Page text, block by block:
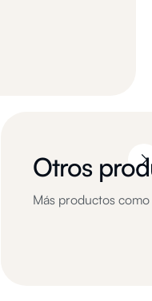
Otros
Más productos